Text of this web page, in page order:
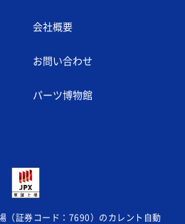
会社概要
お問い合わせ
パーツ博物館
（証券コード：7690）のカレント自動